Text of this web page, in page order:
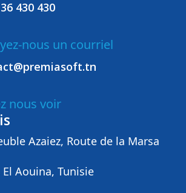
430 430
nous un courriel
nous voir
Azaiez, Route de la Marsa
El Aouina, Tunisie